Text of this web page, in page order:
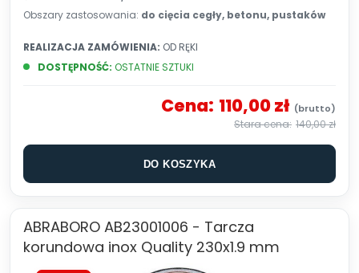
Obszary zastosowania: do cięcia cegły, betonu, pustaków
DOSTĘPNOŚĆ: OSTATNIE SZTUKI
REALIZACJA ZAMÓWIENIA: OD RĘKI
Cena: 110,00 zł
140,00 zł
DO KOSZYKA
ABRABORO AB23001006 - Tarcza
korundowa inox Quality 230x1.9 mm